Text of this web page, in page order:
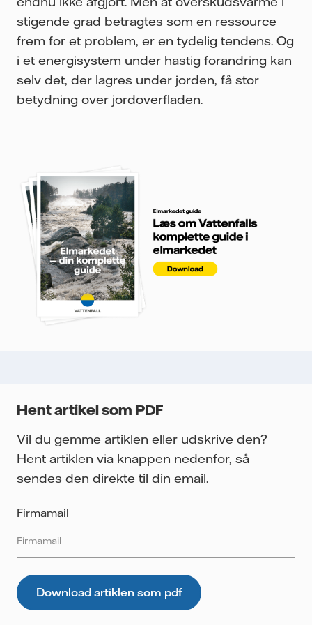
stigende grad betragtes som en ressource
frem for et problem, er en tydelig tendens. Og
i et energisystem under hastig forandring kan
selv det, der lagres under jorden, få stor
betydning over jordoverfladen.
Hent artikel som PDF
Vil du gemme artiklen eller udskrive den?
Hent artiklen via knappen nedenfor, så
sendes den direkte til din email.
Firmamail
Vattenfall beskytter og respekterer dit privatliv. Dine
oplysninger bruges til at sende det materiale, du har valgt
at downloade, samt til i fremtiden at kunne sende